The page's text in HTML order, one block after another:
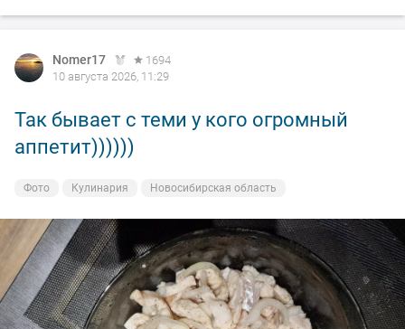
Nomer17
1694
10 августа 2026, 11:29
Так бывает с теми у кого огромный
аппетит))))))
Фото Кулинария Новосибирская область